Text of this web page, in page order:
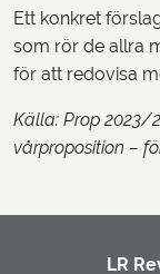
Ett konkret
som rör de allra
för att redovisa
Källa: Prop 2023/
vårproposition –
LR